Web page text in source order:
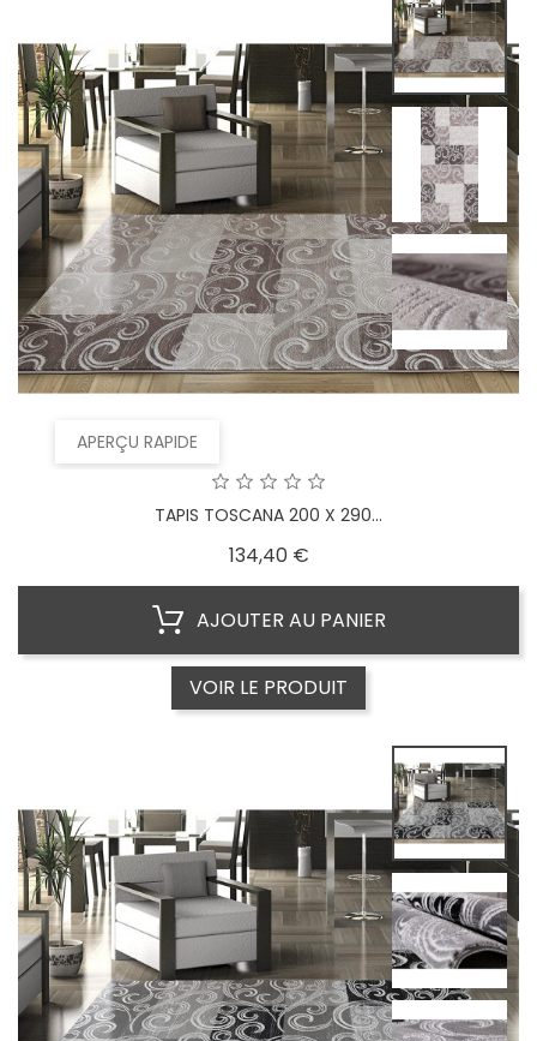
APERÇU RAPIDE
TAPIS TOSCANA 200 X 290...
134,40 €Prix
AJOUTER AU PANIER
VOIR LE PRODUIT